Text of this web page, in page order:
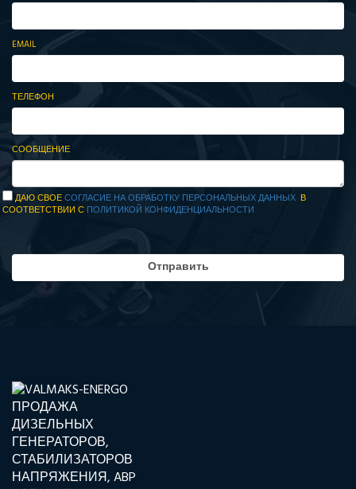
EMAIL
ТЕЛЕФОН
СООБЩЕНИЕ
ДАЮ СВОЕСОГЛАСИЕ НА ОБРАБОТКУ ПЕРСОНАЛЬНЫХ ДАННЫХ В
СООТВЕТСТВИИ С ПОЛИТИКОЙ КОНФИДЕНЦИАЛЬНОСТИ